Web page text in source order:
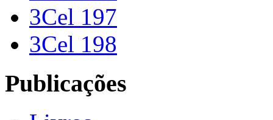
3Cel 197
3Cel 198
Publicações